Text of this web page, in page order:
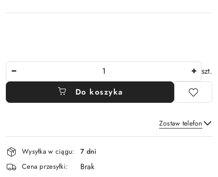
szt.
Do koszyka
Zostaw telefon
Dostępność
i
dostawa
Wysyłka w ciągu:
7 dni
Cena przesyłki:
Brak